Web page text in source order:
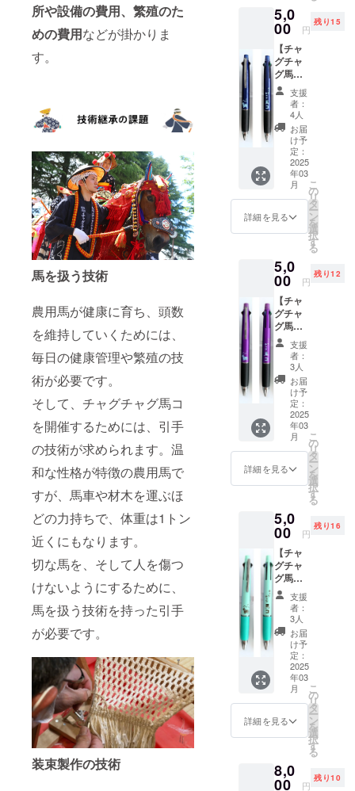
所や設備の費用、繁殖のた
めの費用などが掛かりま
す。
馬を扱う技術
農用馬が健康に育ち、頭数
を維持していくためには、
毎日の健康管理や繁殖の技
術が必要です。
そして、チャグチャグ馬コ
を開催するためには、引手
の技術が求められます。温
和な性格が特徴の農用馬で
すが、馬車や材木を運ぶほ
どの力持ちで、体重は1トン
近くにもなります。
切な馬を、そして人を傷つ
けないようにするために、
馬を扱う技術を持った引手
が必要です。
装束製作の技術
住所・
氏名・
電話番
号は必
ずご入
力くだ
さい。
※返品・
交換は
承って
おりま
せんの
で、あ
らかじ
めご了
承くだ
さい。
ボル
ドー ・
インク
色：
黒、
赤、
青、緑
・ボー
ル径：
0.5mm
・芯径
（シャ
ープペ
ン）：
0.5mm
※リター
ン品の
氏名・
電話番
号は必
ずご入
力くだ
さい。
※返品・
交換は
承って
おりま
せんの
で、あ
らかじ
めご了
承くだ
さい。
5,0
00 円
残り15
【チャ
グチャ
グ馬コ
多機能
ペン４
＆１
（ネイ
ビー）
】 チャ
グチャ
グ馬コ
をデザ
インし
た多機
能ペン
です。
ネイ
ビー ・
インク
色：
黒、
赤、
青、緑
・ボー
ル径：
0.5mm
・芯径
（シャ
ープペ
ン）：
0.5mm
※リター
ン品の
氏名・
電話番
号は必
ずご入
力くだ
さい。
※返品・
交換は
承って
おりま
せんの
で、あ
らかじ
めご了
承くだ
さい。
支援
者：
4人
お届
け予
定：
2025
年03
月
詳細を見る
こ
の
リ
タ
ー
ン
を
選
択
す
る
5,0
00 円
残り12
【チャ
グチャ
グ馬コ
多機能
ペン４
＆１
（パー
ル）】
チャグ
チャグ
馬コを
デザイ
ンした
多機能
ペンで
色：
パープ
ル ・イ
ンク
色：
黒、
赤、
青、緑
・ボー
ル径：
0.5mm
・芯径
（シャ
ープペ
ン）：
0.5mm
※リター
住所・
氏名・
支援
者：
3人
お届
け予
定：
2025
年03
月
詳細を見る
こ
の
リ
タ
ー
ン
を
選
択
す
る
5,0
00 円
残り16
【チャ
グチャ
グ馬コ
多機能
ペン４
＆１
（ペー
ルグ
リー
ン）】
チャグ
チャグ
馬コを
デザイ
ンした
多機能
す。 ・
色：
支援
者：
3人
お届
け予
定：
2025
年03
月
詳細を見る
こ
の
リ
タ
ー
ン
を
選
択
す
る
8,0
00 円
残り10